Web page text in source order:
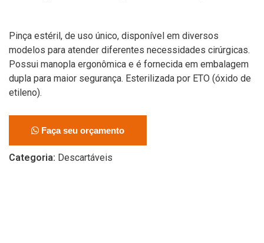
Pinça estéril, de uso único, disponível em diversos
modelos para atender diferentes necessidades cirúrgicas.
Possui manopla ergonômica e é fornecida em embalagem
dupla para maior segurança. Esterilizada por ETO (óxido de
etileno).
Faça seu orçamento
Categoria: Descartáveis